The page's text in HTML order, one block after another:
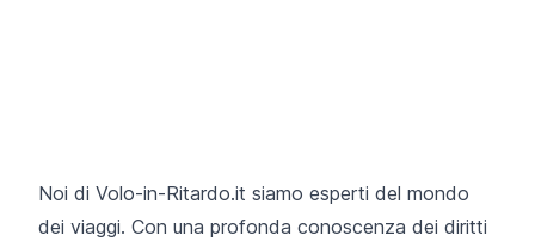
Noi di Volo-in-Ritardo.it siamo esperti del mondo
dei viaggi. Con una profonda conoscenza dei diritti